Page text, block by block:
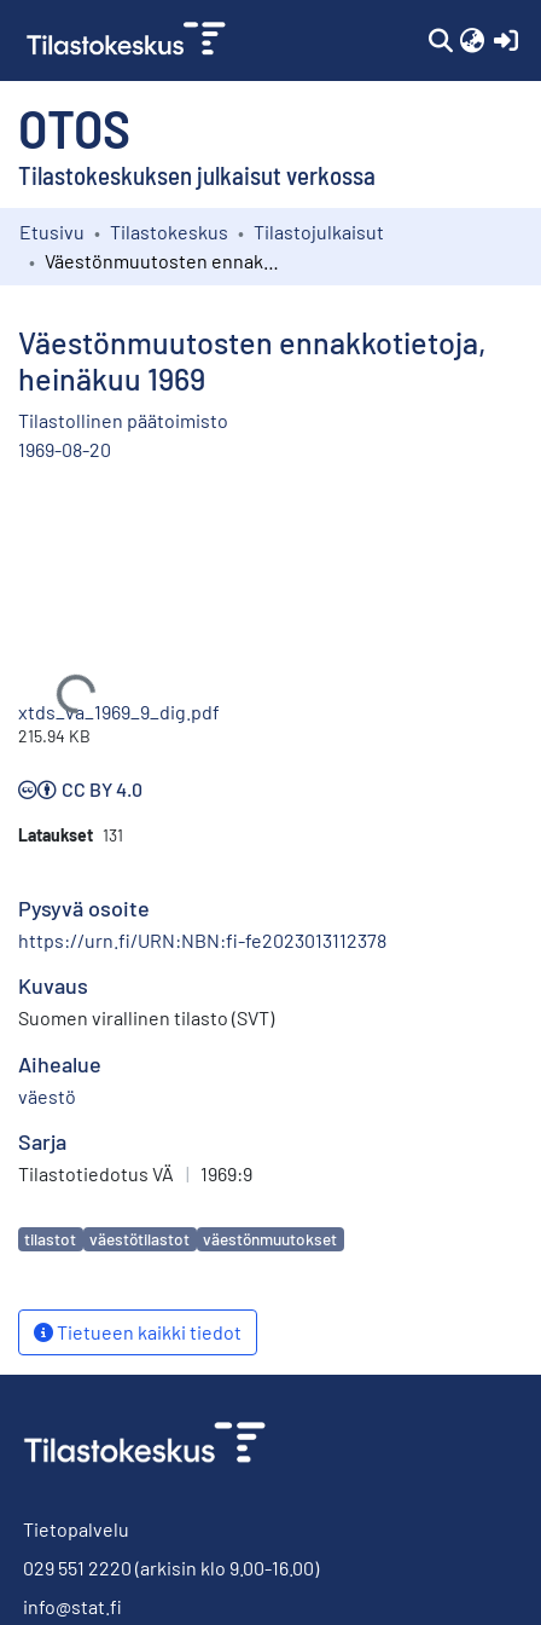
OTOS
Tilastokeskuksen julkaisut verkossa
Kokoelmat
Etusivu Tilastokeskus
Tilastojulkaisut
Väestönmuutosten ennakkotietoja,
heinäkuu 1969
Tilastollinen päätoimisto
1969-08-20
Ladataan...
xtds_va_1969_9_dig.pdf
215.94 KB
CC BY 4.0
Lataukset 131
Pysyvä osoite
https://urn.fi/URN:NBN:fi-fe2023013112378
Kuvaus
Suomen virallinen tilasto (SVT)
Aihealue
väestö
Sarja
Tilastotiedotus VÄ | 1969:9
Avainsanat
tilastot väestötilastot väestönmuutokset
Tietueen kaikki tiedot
Tietopalvelu
029 551 2220 (arkisin klo 9.00-16.00)
info@stat.fi